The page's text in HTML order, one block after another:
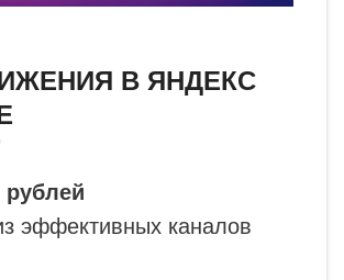
В ЯНДЕКС
рублей
эффективных каналов